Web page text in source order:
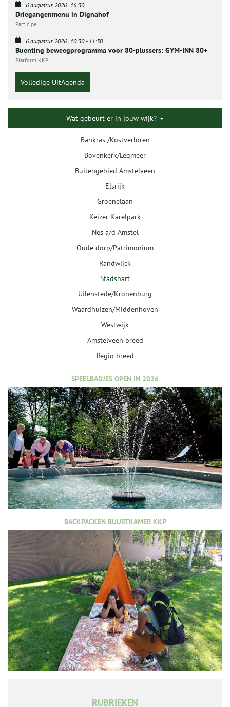
6 augustus 2026 16:30
Driegangenmenu in Dignahof
Participe
6 augustus 2026 10:30- 11:30
Buenting beweegprogramma voor 80-plussers: GYM-INN 80+
Platform KKP
Volledige UitAgenda
Wat gebeurt er in jouw wijk?
Bankras /Kostverloren
Bovenkerk/Legmeer
Buitengebied Amstelveen
Elsrijk
Groenelaan
Keizer Karelpark
Nes a/d Amstel
Oude dorp/Patrimonium
Randwijck
Stadshart
Uilenstede/Kronenburg
Waardhuizen/Middenhoven
Westwijk
Amstelveen breed
Regio breed
SPEELBADJES OPEN IN 2026
BACKPACKEN BUURTKAMER KKP
RUBRIEKEN